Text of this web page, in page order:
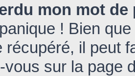
mon mot de
! Bien
récupéré, il peut
vous sur la page